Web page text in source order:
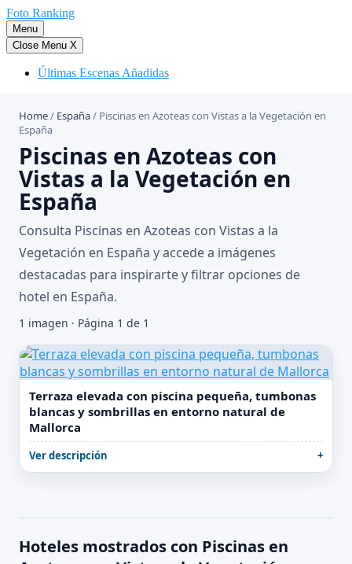
Saltar
al
contenido
Foto Ranking
Menu
Close Menu X
Últimas Escenas Añadidas
Home/ España/ Piscinas en Azoteas con Vistas a la Vegetación en
España
Piscinas en Azoteas con
Vistas a la Vegetación en
España
Consulta Piscinas en Azoteas con Vistas a la
Vegetación en España y accede a imágenes
destacadas para inspirarte y filtrar opciones de
hotel en España.
1 imagen · Página 1 de 1
Terraza elevada con piscina pequeña, tumbonas
blancas y sombrillas en entorno natural de
Mallorca
Ver descripción
Hoteles mostrados con Piscinas en